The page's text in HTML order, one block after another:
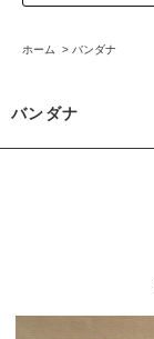
ホーム > バンダナ
バンダナ